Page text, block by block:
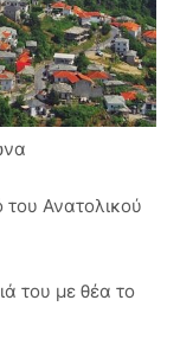
του Ανατολικού
του με θέα το